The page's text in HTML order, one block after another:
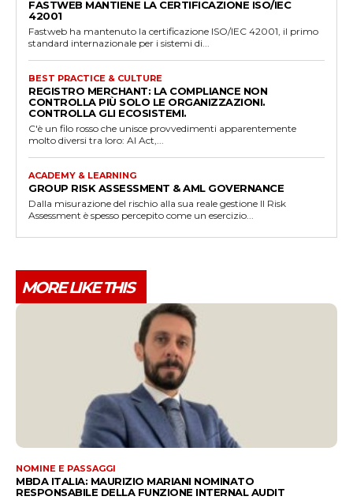
FASTWEB MANTIENE LA CERTIFICAZIONE ISO/IEC
42001
Fastweb ha mantenuto la certificazione ISO/IEC 42001, il primo
standard internazionale per i sistemi di...
BEST PRACTICE & CULTURE
REGISTRO MERCHANT: LA COMPLIANCE NON
CONTROLLA PIÙ SOLO LE ORGANIZZAZIONI.
CONTROLLA GLI ECOSISTEMI.
C'è un filo rosso che unisce provvedimenti apparentemente
molto diversi tra loro: AI Act,...
ACADEMY & LEARNING
GROUP RISK ASSESSMENT & AML GOVERNANCE
Dalla misurazione del rischio alla sua reale gestione Il Risk
Assessment è spesso percepito come un esercizio...
MORE LIKE THIS
NOMINE E PASSAGGI
MBDA ITALIA: MAURIZIO MARIANI NOMINATO
RESPONSABILE DELLA FUNZIONE INTERNAL AUDIT